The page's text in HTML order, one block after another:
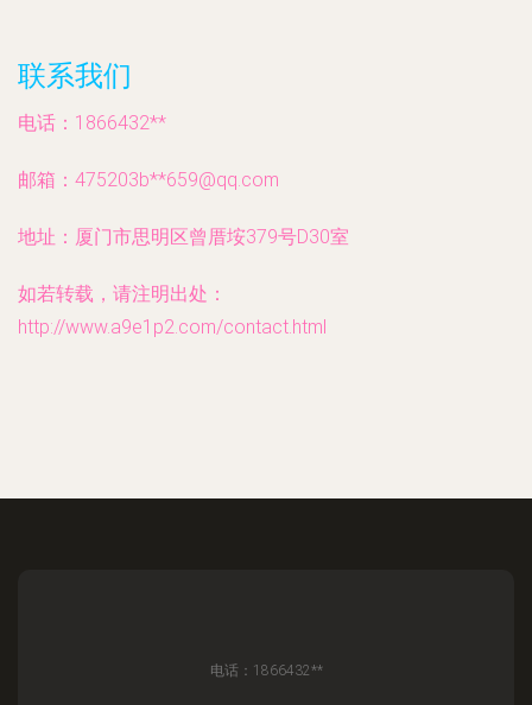
联系我们
电话：1866432**
邮箱：475203b**659@qq.com
地址：厦门市思明区曾厝垵379号D30室
如若转载，请注明出处：
http://www.a9e1p2.com/contact.html
电话：1866432**